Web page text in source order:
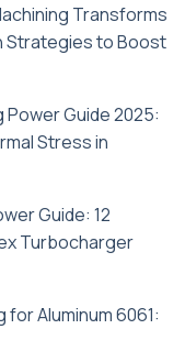
Transforms
Strategies to Boost
Power Guide 2025:
Stress in
Guide: 12
Turbocharger
Aluminum 6061: